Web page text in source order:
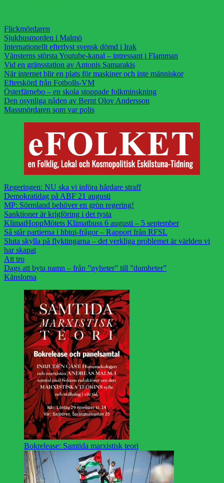
Flickmördaren
Sjukhusmorden i Malmö
Internationellt efterlyst svensk dömd i Irak
Vänsterns största Youtube-kanal – intressant i Flamman
Vid en gränsstation av Antonis Samarakis
När internet blir en plats för maskiner och inte människor
Efterskörd från Fotbolls-VM
Österfärnebo – en skola stoppade folkminskning
Den osynliga nåden av Bernt Olov Andersson
Massmördaren som var polis
Regeringen: NU ska vi införa hårdare straff
Demokratidag på ABF 21 augusti
MP: Sörmland behöver en grön regering!
Sanktioner är krigföring i det tysta
KlimatHoppMötets Klimatbuss 6 augusti – 5 september
Så står partierna i hbtqi-frågor – Rapport från RFSL
Sluta skylla på flyktingarna – det verkliga problemet är världen vi
har skapat
Att tro
Dags att byta namn – från ”nyheter” till ”dumheter”
Känslorna
Bokrelease: Samtida marxistisk teori